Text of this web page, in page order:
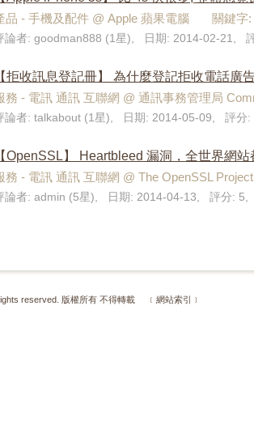
品 - 手機及配件 @ Apple 蘋果電腦 關鍵字:
論者: goodman888 (1星), 日期: 2014-02-21,
【拒收訊息登記冊】 為什麼登記拒收電話廣
務 - 電訊 通訊 互聯網 @ 通訊事務管理局
論者: talkabout (1星), 日期: 2014-05-09, 評分:
【OpenSSL】 Heartbleed 漏洞，全世界網
務 - 電訊 通訊 互聯網 @ The OpenSSL Project
論者: admin (5星), 日期: 2014-04-13, 評分:
reserved. 版權所有 不得轉載 ﹝網站索引﹞